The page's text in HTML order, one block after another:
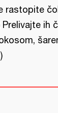
rastopite
Prelivajte ih